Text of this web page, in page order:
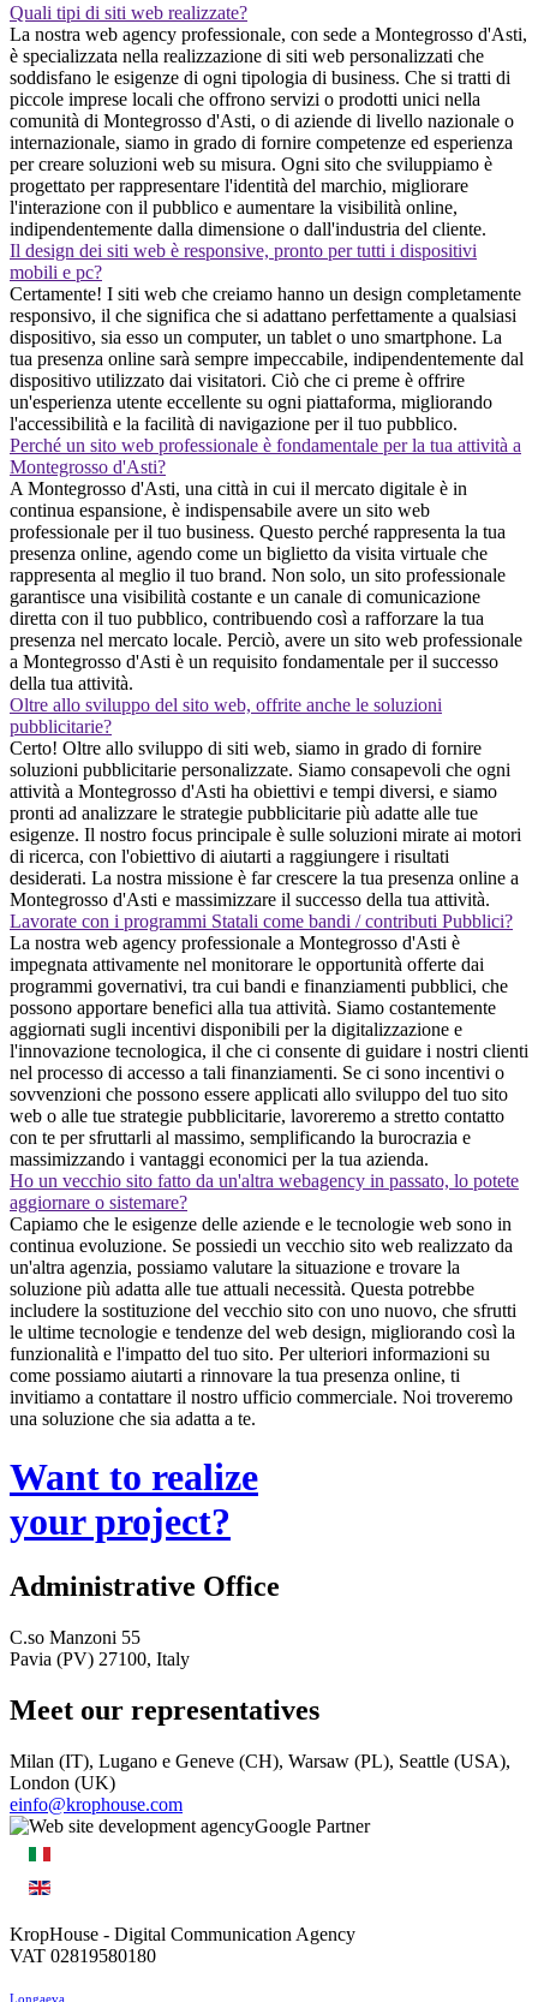
Quali tipi di siti web realizzate?
La nostra web agency professionale, con sede a Montegrosso d'Asti,
è specializzata nella realizzazione di siti web personalizzati che
soddisfano le esigenze di ogni tipologia di business. Che si tratti di
piccole imprese locali che offrono servizi o prodotti unici nella
comunità di Montegrosso d'Asti, o di aziende di livello nazionale o
internazionale, siamo in grado di fornire competenze ed esperienza
per creare soluzioni web su misura. Ogni sito che sviluppiamo è
progettato per rappresentare l'identità del marchio, migliorare
l'interazione con il pubblico e aumentare la visibilità online,
indipendentemente dalla dimensione o dall'industria del cliente.
Il design dei siti web è responsive, pronto per tutti i dispositivi
mobili e pc?
Certamente! I siti web che creiamo hanno un design completamente
responsivo, il che significa che si adattano perfettamente a qualsiasi
dispositivo, sia esso un computer, un tablet o uno smartphone. La
tua presenza online sarà sempre impeccabile, indipendentemente dal
dispositivo utilizzato dai visitatori. Ciò che ci preme è offrire
un'esperienza utente eccellente su ogni piattaforma, migliorando
l'accessibilità e la facilità di navigazione per il tuo pubblico.
Perché un sito web professionale è fondamentale per la tua attività a
Montegrosso d'Asti?
A Montegrosso d'Asti, una città in cui il mercato digitale è in
continua espansione, è indispensabile avere un sito web
professionale per il tuo business. Questo perché rappresenta la tua
presenza online, agendo come un biglietto da visita virtuale che
rappresenta al meglio il tuo brand. Non solo, un sito professionale
garantisce una visibilità costante e un canale di comunicazione
diretta con il tuo pubblico, contribuendo così a rafforzare la tua
presenza nel mercato locale. Perciò, avere un sito web professionale
a Montegrosso d'Asti è un requisito fondamentale per il successo
della tua attività.
Oltre allo sviluppo del sito web, offrite anche le soluzioni
pubblicitarie?
Certo! Oltre allo sviluppo di siti web, siamo in grado di fornire
soluzioni pubblicitarie personalizzate. Siamo consapevoli che ogni
attività a Montegrosso d'Asti ha obiettivi e tempi diversi, e siamo
pronti ad analizzare le strategie pubblicitarie più adatte alle tue
esigenze. Il nostro focus principale è sulle soluzioni mirate ai motori
di ricerca, con l'obiettivo di aiutarti a raggiungere i risultati
desiderati. La nostra missione è far crescere la tua presenza online a
Montegrosso d'Asti e massimizzare il successo della tua attività.
Lavorate con i programmi Statali come bandi / contributi Pubblici?
La nostra web agency professionale a Montegrosso d'Asti è
impegnata attivamente nel monitorare le opportunità offerte dai
programmi governativi, tra cui bandi e finanziamenti pubblici, che
possono apportare benefici alla tua attività. Siamo costantemente
aggiornati sugli incentivi disponibili per la digitalizzazione e
l'innovazione tecnologica, il che ci consente di guidare i nostri clienti
nel processo di accesso a tali finanziamenti. Se ci sono incentivi o
sovvenzioni che possono essere applicati allo sviluppo del tuo sito
web o alle tue strategie pubblicitarie, lavoreremo a stretto contatto
con te per sfruttarli al massimo, semplificando la burocrazia e
massimizzando i vantaggi economici per la tua azienda.
Ho un vecchio sito fatto da un'altra webagency in passato, lo potete
aggiornare o sistemare?
Capiamo che le esigenze delle aziende e le tecnologie web sono in
continua evoluzione. Se possiedi un vecchio sito web realizzato da
un'altra agenzia, possiamo valutare la situazione e trovare la
soluzione più adatta alle tue attuali necessità. Questa potrebbe
includere la sostituzione del vecchio sito con uno nuovo, che sfrutti
le ultime tecnologie e tendenze del web design, migliorando così la
funzionalità e l'impatto del tuo sito. Per ulteriori informazioni su
come possiamo aiutarti a rinnovare la tua presenza online, ti
invitiamo a contattare il nostro ufficio commerciale. Noi troveremo
una soluzione che sia adatta a te.
Want to realize
your project?
Administrative Office
C.so Manzoni 55
Pavia (PV) 27100, Italy
Meet our representatives
Milan (IT), Lugano e Geneve (CH), Warsaw (PL), Seattle (USA),
London (UK)
einfo@krophouse.com
KropHouse - Digital Communication Agency
VAT 02819580180
Longaeva